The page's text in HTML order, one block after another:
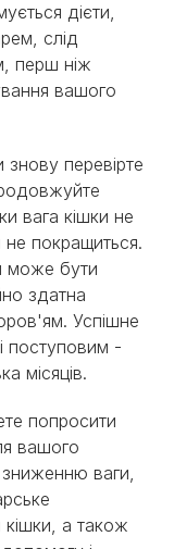
дієти,
слід
перш ніж
вашого
знову перевірте
вага кішки не
не покращиться.
може бути
здатна
Успішне
поступовим -
місяців.
попросити
вашого
ваги,
а також